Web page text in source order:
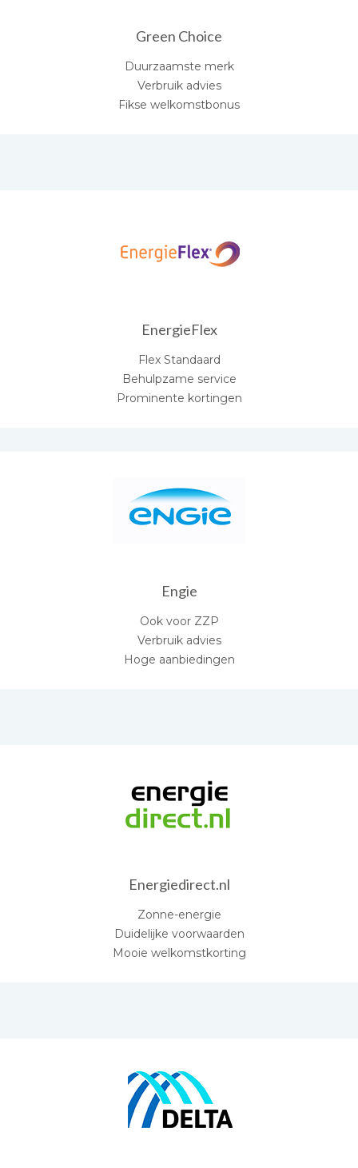
Green Choice
Duurzaamste merk
Verbruik advies
Fikse welkomstbonus
EnergieFlex
Flex Standaard
Behulpzame service
Prominente kortingen
Engie
Ook voor ZZP
Verbruik advies
Hoge aanbiedingen
Energiedirect.nl
Zonne-energie
Duidelijke voorwaarden
Mooie welkomstkorting